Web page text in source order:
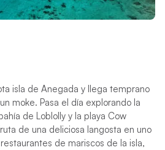
isla de Anegada y llega temprano
moke. Pasa el día explorando la
de Loblolly y la playa Cow
de una deliciosa langosta en uno
de mariscos de la isla,